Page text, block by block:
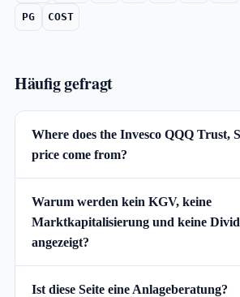
PG COST
Häufig gefragt
Where does the Invesco QQQ Trust,
price come from?
Warum werden kein KGV, keine
Marktkapitalisierung und keine
angezeigt?
Ist diese Seite eine Anlageberatung?